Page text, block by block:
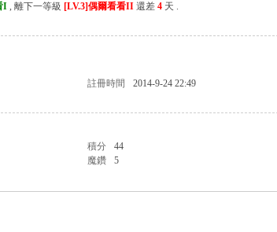
I , 離下一等級 [LV.3]偶爾看看II 還差 4 天 .
註冊時間 2014-9-24 22:49
積分 44
魔鑽 5